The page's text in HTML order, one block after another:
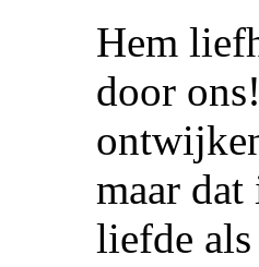
Hem
door
maar dat
liefde